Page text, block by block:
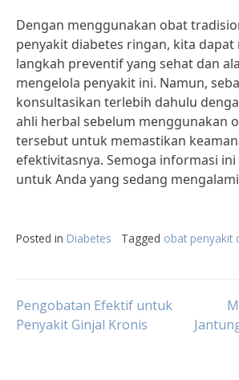
Dengan menggunakan obat
penyakit diabetes ringan, kita dapat
langkah preventif yang sehat dan
mengelola penyakit ini. Namun,
konsultasikan terlebih dahulu
ahli herbal sebelum menggunakan
tersebut untuk memastikan
efektivitasnya. Semoga informasi
untuk Anda yang sedang
Posted in Diabetes Tagged obat penyakit
Post
Pengobatan Efektif untuk
Penyakit Ginjal Kronis